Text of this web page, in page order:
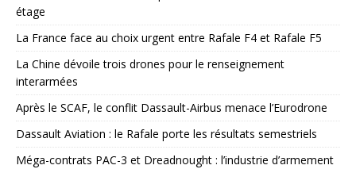
étage
La France face au choix urgent entre Rafale F4 et Rafale F5
La Chine dévoile trois drones pour le renseignement
interarmées
Après le SCAF, le conflit Dassault-Airbus menace l’Eurodrone
Dassault Aviation : le Rafale porte les résultats semestriels
Méga-contrats PAC-3 et Dreadnought : l’industrie d’armement